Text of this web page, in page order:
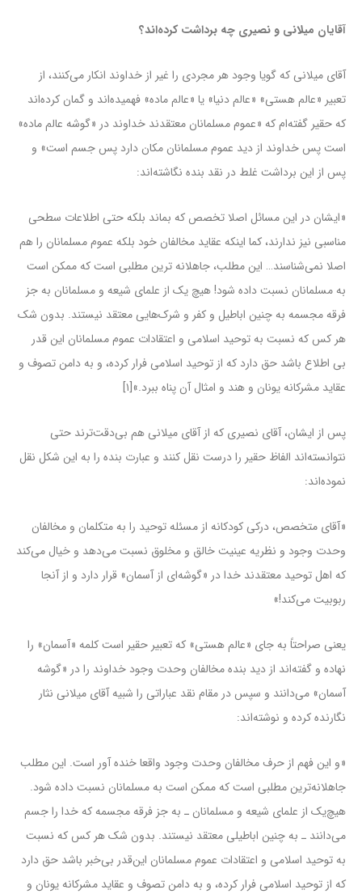
آقایان میلانی و نصیری چه برداشت کرده‌اند؟
آقای میلانی که گویا وجود هر مجردی را غیر از خداوند انکار می‌کنند، از
تعبیر «عالم هستی» «عالم دنیا» یا «عالم ماده» فهمیده‌اند و گمان کرده‌اند
که حقیر گفته‌ام که «عموم مسلمانان معتقدند خداوند در «گوشه عالم ماده»
است پس خداوند از دید عموم مسلمانان مکان دارد پس جسم است» و
پس از این برداشت غلط در نقد بنده نگاشته‌اند:
«ایشان در این مسائل اصلا تخصص که بماند بلکه حتی اطلاعات سطحی
مناسبی نیز ندارند، کما اینکه عقاید مخالفان خود بلکه عموم مسلمانان را هم
اصلا نمی‌شناسند… این مطلب، جاهلانه ترین مطلبی است که ممکن است
به مسلمانان نسبت داده شود! هیچ یک از علمای شیعه و مسلمانان به جز
فرقه مجسمه به چنین اباطیل و کفر و شرک‌هایی معتقد نیستند. بدون شک
هر کس که نسبت به توحید اسلامی و اعتقادات عموم مسلمانان این قدر
بی اطلاع باشد حق دارد که از توحید اسلامی فرار کرده، و به دامن تصوف و
عقاید مشرکانه یونان و هند و امثال آن پناه ببرد.»[۱]
پس از ایشان، آقای نصیری که از آقای میلانی هم بی‌دقت‌ترند حتی
نتوانسته‌اند الفاظ حقیر را درست نقل کنند و عبارت بنده را به این شکل نقل
نموده‌اند:
«آقای متخصص، درکی کودکانه از مسئله توحید را به متکلمان و مخالفان
وحدت وجود و نظریه عینیت خالق و مخلوق نسبت می‌دهد و خیال می‌کند
که اهل توحید معتقدند خدا در «گوشه‌ای از آسمان» قرار دارد و از آنجا
ربوبیت می‌کند!»
یعنی صراحتاً به جای «عالم هستی» که تعبیر حقیر است کلمه «آسمان» را
نهاده و گفته‌اند از دید بنده مخالفان وحدت وجود خداوند را در «گوشه
آسمان» می‌دانند و سپس در مقام نقد عباراتی را شبیه آقای میلانی نثار
نگارنده کرده و نوشته‌اند:
«و این فهم از حرف مخالفان وحدت وجود واقعا خنده آور است. این مطلب
جاهلانه‌ترین مطلبی است که ممکن است به مسلمانان نسبت داده شود.
هیچ‌یک از علمای شیعه و مسلمانان ـ به جز فرقه مجسمه که خدا را جسم
می‌دانند ـ به چنین اباطیلی معتقد نیستند. بدون شک هر کس که نسبت
به توحید اسلامی و اعتقادات عموم مسلمانان این‌قدر بی‌خبر باشد حق دارد
که از توحید اسلامی فرار کرده، و به دامن تصوف و عقاید مشرکانه یونان و